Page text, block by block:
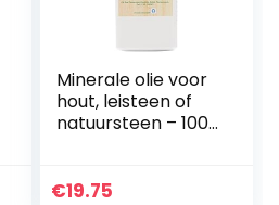
Minerale olie voor
hout, leisteen of
natuursteen – 1000
€19.75